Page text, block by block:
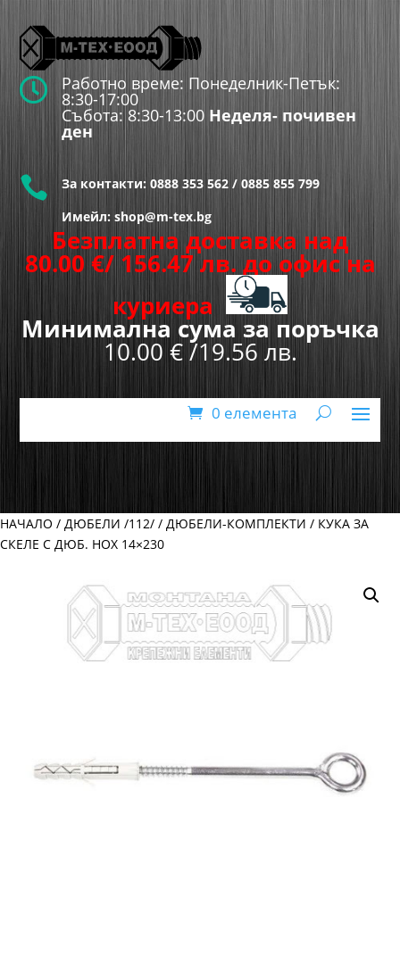
 Работно време: Понеделник-Петък:
8:30-17:00
Събота: 8:30-13:00 Неделя- почивен
ден
 За контакти: 0888 353 562 / 0885 855 799
Имейл: shop@m-tex.bg
Безплатна доставка над
80.00 €/ 156.47 лв. до офис на
куриера
Минимална сума за поръчка
10.00 € /19.56 лв.
0 елемента
НАЧАЛО / ДЮБЕЛИ /112/ / ДЮБЕЛИ-КОМПЛЕКТИ / КУКА ЗА
СКЕЛЕ С ДЮБ. HOX 14×230